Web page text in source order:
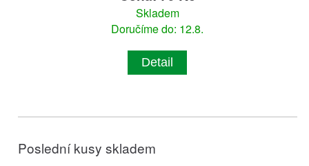
Skladem
Doručíme do: 12.8.
Detail
Poslední kusy skladem